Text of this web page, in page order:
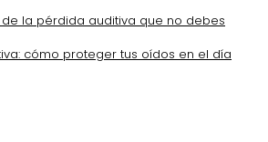
de la pérdida auditiva que no debes
cómo proteger tus oídos en el día